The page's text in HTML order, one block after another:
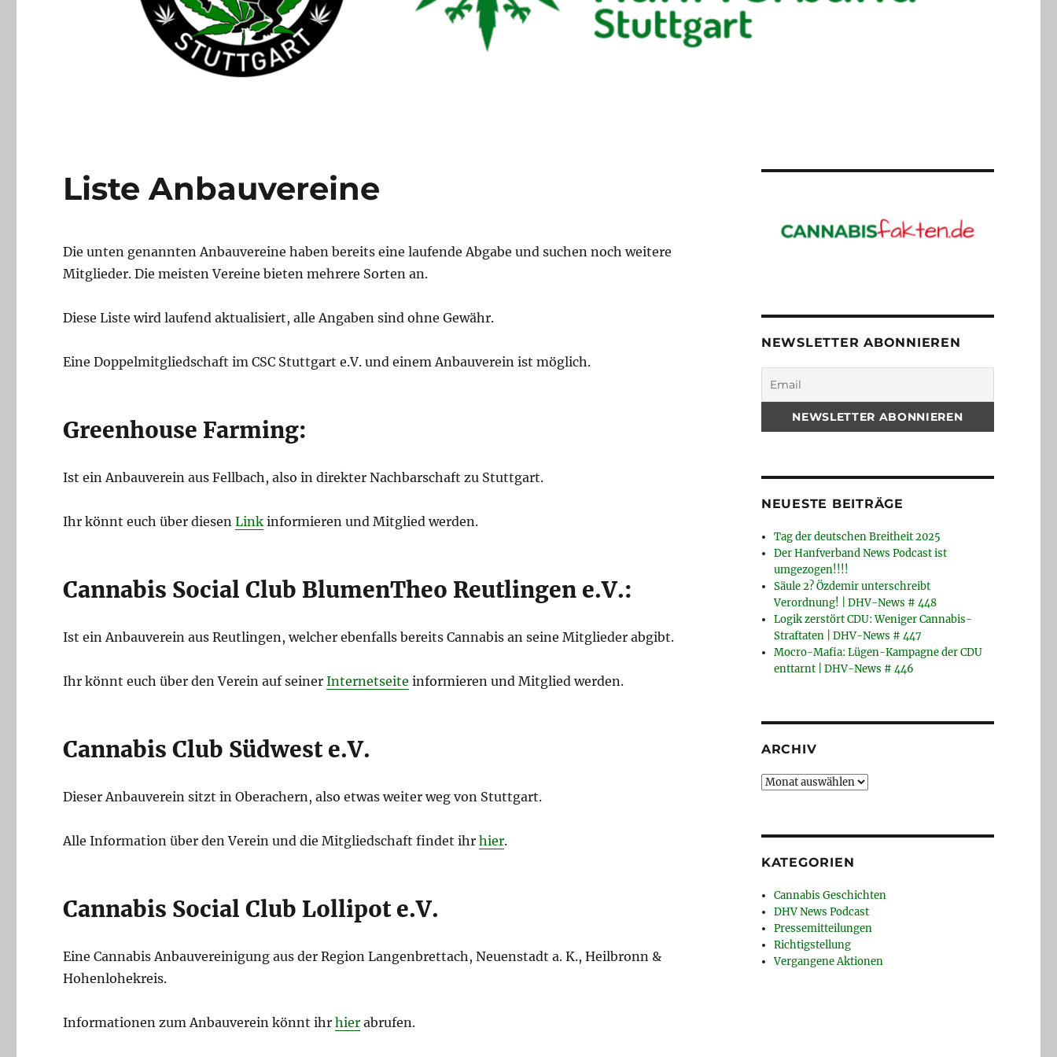
Liste Anbauvereine
Die unten genannten Anbauvereine haben bereits eine laufende Abgabe und suchen noch weitere
Mitglieder. Die meisten Vereine bieten mehrere Sorten an.
Diese Liste wird laufend aktualisiert, alle Angaben sind ohne Gewähr.
Eine Doppelmitgliedschaft im CSC Stuttgart e.V. und einem Anbauverein ist möglich.
Greenhouse Farming:
Ist ein Anbauverein aus Fellbach, also in direkter Nachbarschaft zu Stuttgart.
Ihr könnt euch über diesenLink informieren und Mitglied werden.
Cannabis Social Club BlumenTheo Reutlingen e.V.:
Ist ein Anbauverein aus Reutlingen, welcher ebenfalls bereits Cannabis an seine Mitglieder abgibt.
Ihr könnt euch über den Verein auf seinerInternetseite informieren und Mitglied werden.
Cannabis Club Südwest e.V.
Dieser Anbauverein sitzt in Oberachern, also etwas weiter weg von Stuttgart.
Alle Information über den Verein und die Mitgliedschaft findet ihrhier.
Cannabis Social Club Lollipot e.V.
Eine Cannabis Anbauvereinigung aus der Region Langenbrettach, Neuenstadt a. K., Heilbronn &
Hohenlohekreis.
Informationen zum Anbauverein könnt ihrhier abrufen.
NEWSLETTER ABONNIEREN
NEUESTE BEITRÄGE
Tag der deutschen Breitheit 2025
Der Hanfverband News Podcast ist
umgezogen!!!!
Säule 2? Özdemir unterschreibt
Verordnung! | DHV-News # 448
Logik zerstört CDU: Weniger Cannabis-
Straftaten | DHV-News # 447
Mocro-Mafia: Lügen-Kampagne der CDU
enttarnt | DHV-News # 446
ARCHIV
Archiv
KATEGORIEN
Cannabis Geschichten
DHV News Podcast
Pressemitteilungen
Richtigstellung
Vergangene Aktionen